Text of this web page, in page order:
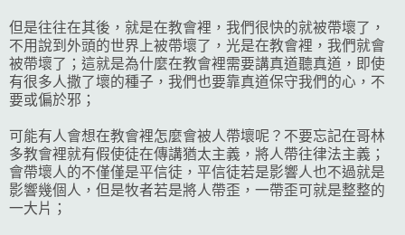
但是往往在其後，就是在教會裡，我們很快的就被帶壞了，
不用說到外頭的世界上被帶壞了，光是在教會裡，我們就會
被帶壞了；這就是為什麼在教會裡需要講真道聽真道，即使
有很多人撒了壞的種子，我們也要靠真道保守我們的心，不
要或偏於邪；
可能有人會想在教會裡怎麼會被人帶壞呢？不要忘記在哥林
多教會裡就有假使徒在傳講猶太主義，將人帶往律法主義；
會帶壞人的不僅僅是平信徒，平信徒若是影響人也不過就是
影響幾個人，但是牧者若是將人帶歪，一帶歪可就是整整的
一大片；